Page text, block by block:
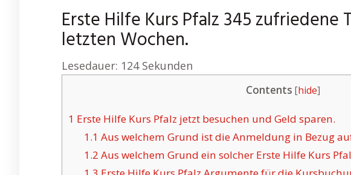
Erste Hilfe Kurs Pfalz 345 zufriedene
letzten Wochen.
Lesedauer: 124 Sekunden
Contents [hide]
1 Erste Hilfe Kurs Pfalz jetzt besuchen und Geld sparen.
1.1 Aus welchem Grund ist die Anmeldung in Bezug
1.2 Aus welchem Grund ein solcher Erste Hilfe Kurs